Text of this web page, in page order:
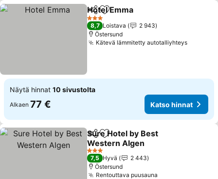
Jaa Lisää suosikkeihin
Hotel Emma
3 Tähtiluokitus
8,7 Loistava
2 943
Östersund
Kätevä lämmitetty autotalliyhteys
Näytä hinnat 10 sivustolta
Alkaen 77 € Katso hinnat
Jaa Lisää suosikkeihin
Sure Hotel by Best
Western Algen
3 Tähtiluokitus
7,5 Hyvä
2 443
Östersund
Rentouttava puusauna